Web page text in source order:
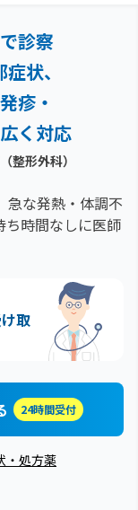
診察
状、
発疹・
く対応
（整形外科）
急な発熱・体調不
ち時間なしに医師
取
24時間受付
・処方薬